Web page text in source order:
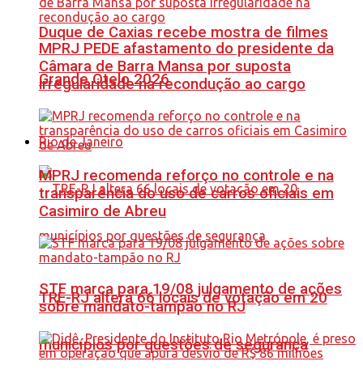
Duque de Caxias recebe mostra de filmes
Grande Otelo 2026
Rio de Janeiro
TRE-RJ altera 66 locais de votação em 20
municípios por questões de segurança
MPRJ PEDE afastamento do presidente da
Câmara de Barra Mansa por suposta
irregularidade na recondução ao cargo
MPRJ recomenda reforço no controle e na
transparência do uso de carros oficiais em
Casimiro de Abreu
STF marca para 19/08 julgamento de ações
sobre mandato-tampão no RJ